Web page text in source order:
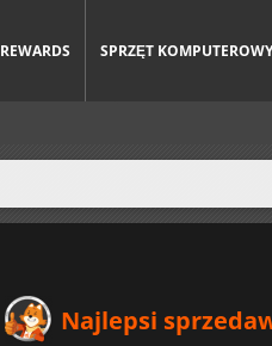
REWARDS SPRZĘT KOMPUTEROWY
Najlepsi